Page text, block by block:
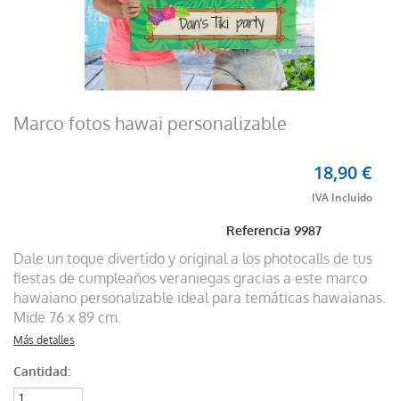
Marco fotos hawai personalizable
Referencia9987
18,90 €
Dale un toque divertido y original a los photocalls de tus
fiestas de cumpleaños veraniegas gracias a este marco
hawaiano personalizable ideal para temáticas hawaianas.
Mide 76 x 89 cm.
Más detalles
Cantidad: